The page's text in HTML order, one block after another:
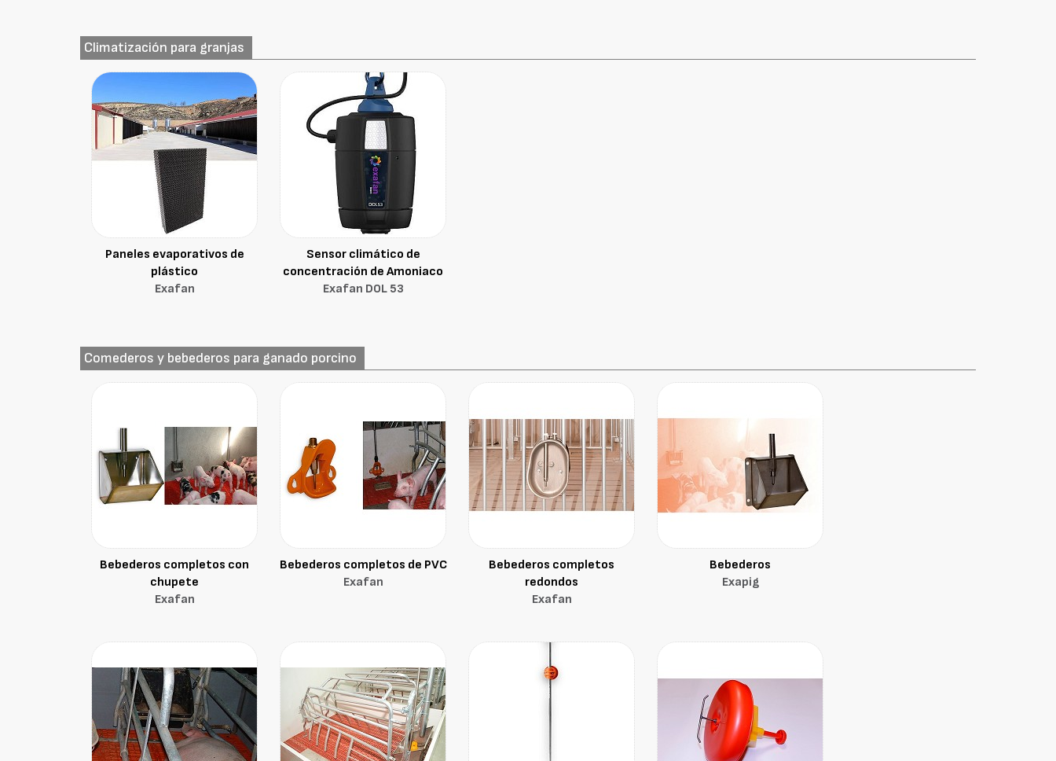
Climatización para granjas
Paneles evaporativos de
plástico
Exafan
Sensor climático de
concentración de Amoniaco
Exafan DOL 53
Comederos y bebederos para ganado porcino
Bebederos completos con
chupete
Exafan
Bebederos completos de PVC
Exafan
Bebederos completos
redondos
Exafan
Bebederos
Exapig